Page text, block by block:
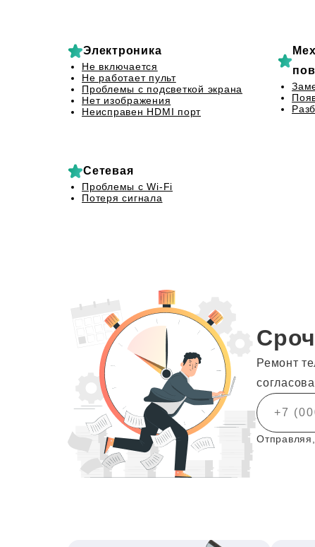
Электроника
Не включается
Не работает пульт
Проблемы с подсветкой экрана
Нет изображения
Неисправен HDMI порт
Сетевая
Проблемы с Wi-Fi
Потеря сигнала
Ремонт